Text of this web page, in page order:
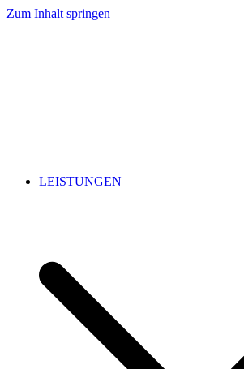
Zum Inhalt springen
LEISTUNGEN